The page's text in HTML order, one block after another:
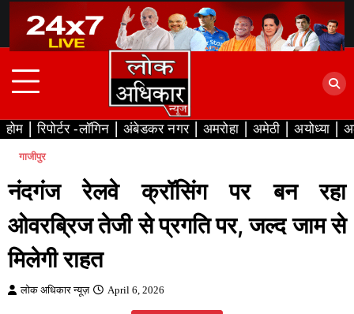
content
होम रिपोर्टर -लॉगिन अंबेडकर नगर अमरोहा अमेठी अयोध्या
गाजीपुर
नंदगंज रेलवे क्रॉसिंग पर बन रहा
ओवरब्रिज तेजी से प्रगति पर, जल्द जाम से
मिलेगी राहत
लोक अधिकार न्यूज़ April 6, 2026